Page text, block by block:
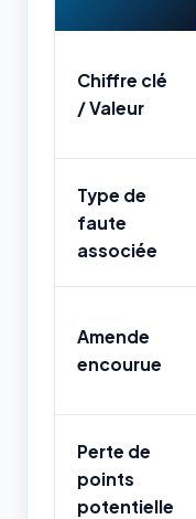
Chiffre clé
/ Valeur
Type de
faute
associée
Amende
encourue
Perte de
points
potentielle